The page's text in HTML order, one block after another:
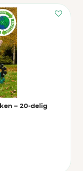
– 20-delig